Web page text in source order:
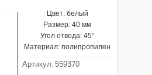
Цвет: белый
Размер: 40 мм
Угол отвода: 45°
Материал: полипропилен
Артикул: 559370